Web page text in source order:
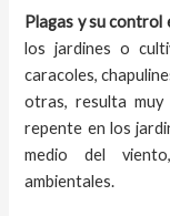
Plagas y su control
los jardines o
caracoles,
otras, resulta muy
repente en los
medio del
ambientales.